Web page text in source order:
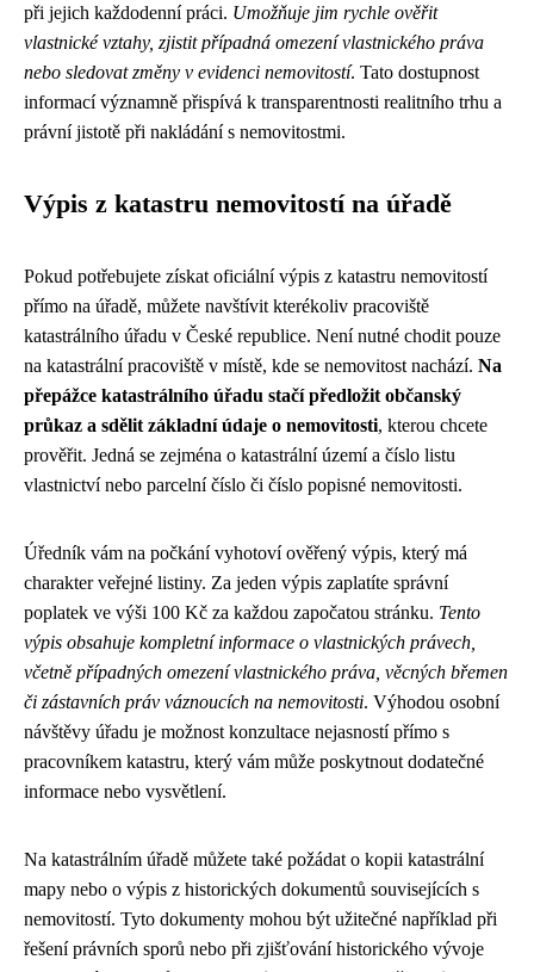
při jejich každodenní práci. Umožňuje jim rychle ověřit
vlastnické vztahy, zjistit případná omezení vlastnického práva
nebo sledovat změny v evidenci nemovitostí. Tato dostupnost
informací významně přispívá k transparentnosti realitního trhu a
právní jistotě při nakládání s nemovitostmi.
Výpis z katastru nemovitostí na úřadě
Pokud potřebujete získat oficiální výpis z katastru nemovitostí
přímo na úřadě, můžete navštívit kterékoliv pracoviště
katastrálního úřadu v České republice. Není nutné chodit pouze
na katastrální pracoviště v místě, kde se nemovitost nachází. Na
přepážce katastrálního úřadu stačí předložit občanský
průkaz a sdělit základní údaje o nemovitosti, kterou chcete
prověřit. Jedná se zejména o katastrální území a číslo listu
vlastnictví nebo parcelní číslo či číslo popisné nemovitosti.
Úředník vám na počkání vyhotoví ověřený výpis, který má
charakter veřejné listiny. Za jeden výpis zaplatíte správní
poplatek ve výši 100 Kč za každou započatou stránku. Tento
výpis obsahuje kompletní informace o vlastnických právech,
včetně případných omezení vlastnického práva, věcných břemen
či zástavních práv váznoucích na nemovitosti. Výhodou osobní
návštěvy úřadu je možnost konzultace nejasností přímo s
pracovníkem katastru, který vám může poskytnout dodatečné
informace nebo vysvětlení.
Na katastrálním úřadě můžete také požádat o kopii katastrální
mapy nebo o výpis z historických dokumentů souvisejících s
nemovitostí. Tyto dokumenty mohou být užitečné například při
řešení právních sporů nebo při zjišťování historického vývoje